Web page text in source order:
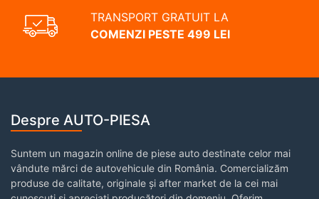
TRANSPORT GRATUIT LA
COMENZI PESTE 499 LEI
Despre AUTO-PIESA
Suntem un magazin online de piese auto destinate celor mai
vândute mărci de autovehicule din România. Comercializăm
produse de calitate, originale și after market de la cei mai